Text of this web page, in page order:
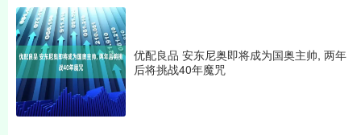
优配良品 安东尼奥即将成为国奥主帅, 两年
后将挑战40年魔咒